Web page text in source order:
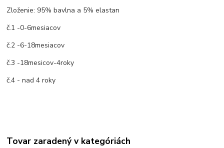
Zloženie: 95% bavlna a 5% elastan
č.1 -0-6mesiacov
č.2 -6-18mesiacov
č.3 -18mesicov-4roky
č.4 - nad 4 roky
Tovar zaradený v kategóriách